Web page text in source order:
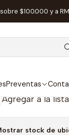
Preventas
$100.000 y a
Arnak: Líderes
ruinas
Agregar a la
stock de